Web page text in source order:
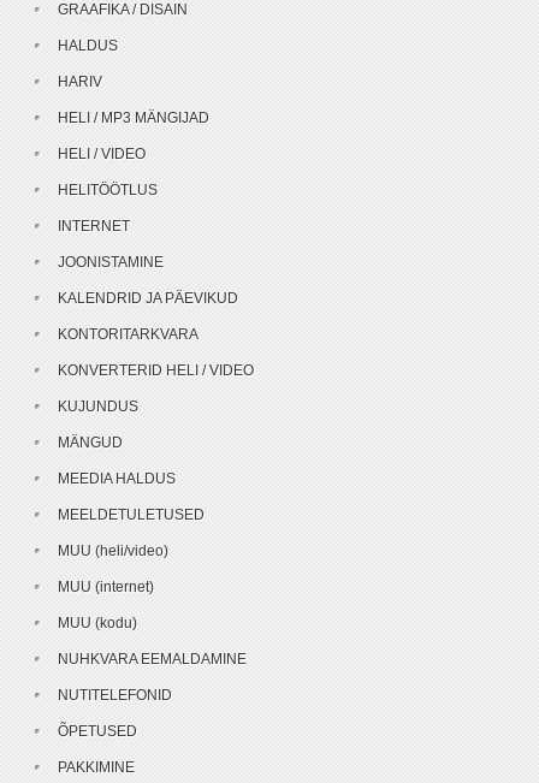
GRAAFIKA / DISAIN
HALDUS
HARIV
HELI / MP3 MÄNGIJAD
HELI / VIDEO
HELITÖÖTLUS
INTERNET
JOONISTAMINE
KALENDRID JA PÄEVIKUD
KONTORITARKVARA
KONVERTERID HELI / VIDEO
KUJUNDUS
MÄNGUD
MEEDIA HALDUS
MEELDETULETUSED
MUU (heli/video)
MUU (internet)
MUU (kodu)
NUHKVARA EEMALDAMINE
NUTITELEFONID
ÕPETUSED
PAKKIMINE